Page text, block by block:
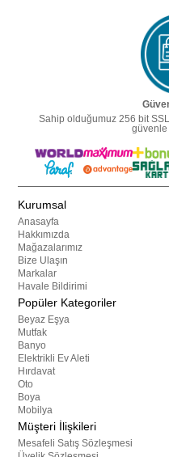
Sahip olduğumuz 256 bit
Kurumsal
Anasayfa
Hakkımızda
Mağazalarımız
Bize Ulaşın
Markalar
Havale Bildirimi
Popüler Kategoriler
Beyaz Eşya
Mutfak
Banyo
Elektrikli Ev Aleti
Hırdavat
Oto
Boya
Mobilya
Müşteri İlişkileri
Mesafeli Satış Sözleşmesi